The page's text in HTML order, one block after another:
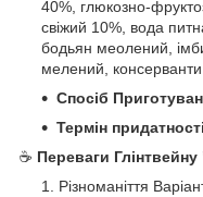
40%, глюкозно-
свіжий 10%, вода
бодьян меолений,
мелений,
Спосіб
Термін
☕ Переваги
Різноманіття